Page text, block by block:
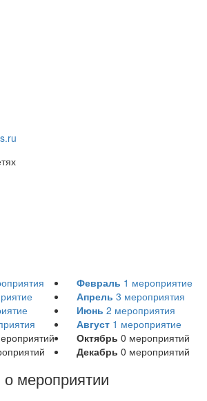
Февраль 1 мероприятие
Апрель 3 мероприятия
Июнь 2 мероприятия
Август 1 мероприятие
Октябрь 0 мероприятий
Декабрь 0 мероприятий
мероприятии